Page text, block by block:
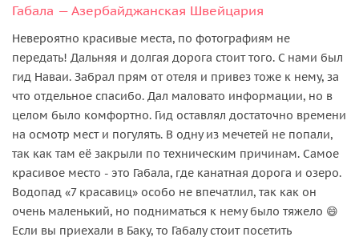
Габала — Азербайджанская Швейцария
Невероятно красивые места, по фотографиям не
передать! Дальняя и долгая дорога стоит того. С нами был
гид Наваи. Забрал прям от отеля и привез тоже к нему, за
что отдельное спасибо. Дал маловато информации, но в
целом было комфортно. Гид оставлял достаточно времени
на осмотр мест и погулять. В одну из мечетей не попали,
так как там её закрыли по техническим причинам. Самое
красивое место - это Габала, где канатная дорога и озеро.
Водопад «7 красавиц» особо не впечатлил, так как он
очень маленький, но подниматься к нему было тяжело 😄
Если вы приехали в Баку, то Габалу стоит посетить